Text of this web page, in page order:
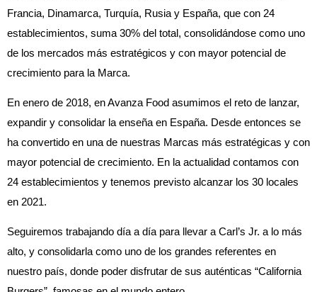
Francia, Dinamarca, Turquía, Rusia y España, que con 24
establecimientos, suma 30% del total, consolidándose como uno
de los mercados más estratégicos y con mayor potencial de
crecimiento para la Marca.
En enero de 2018, en Avanza Food asumimos el reto de lanzar,
expandir y consolidar la enseña en España. Desde entonces se
ha convertido en una de nuestras Marcas más estratégicas y con
mayor potencial de crecimiento. En la actualidad contamos con
24 establecimientos y tenemos previsto alcanzar los 30 locales
en 2021.
Seguiremos trabajando día a día para llevar a Carl’s Jr. a lo más
alto, y consolidarla como uno de los grandes referentes en
nuestro país, donde poder disfrutar de sus auténticas “California